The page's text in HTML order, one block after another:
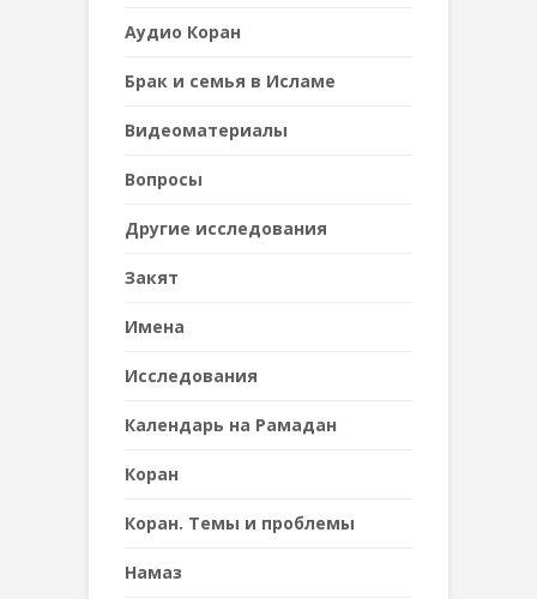
Аудио Коран
Брак и семья в Исламе
Видеоматериалы
Вопросы
Другие исследования
Закят
Имена
Исследования
Календарь на Рамадан
Коран
Коран. Темы и проблемы
Намаз